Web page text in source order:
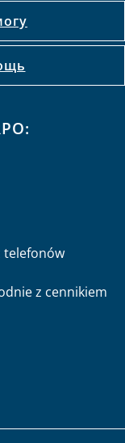
telefonów
z cennikiem